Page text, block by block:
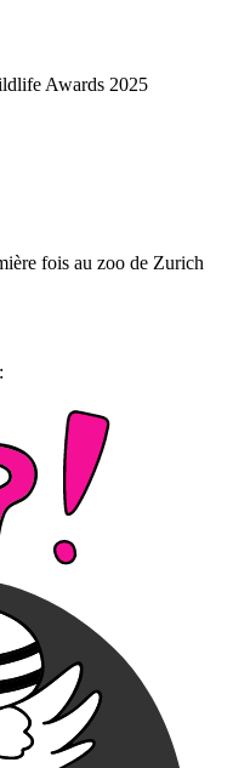
Awards 2025
fois au zoo de Zurich